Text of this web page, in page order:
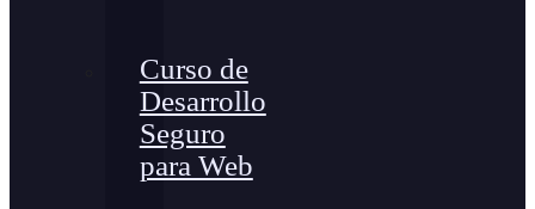
Curso de
Desarrollo
Seguro
para Web